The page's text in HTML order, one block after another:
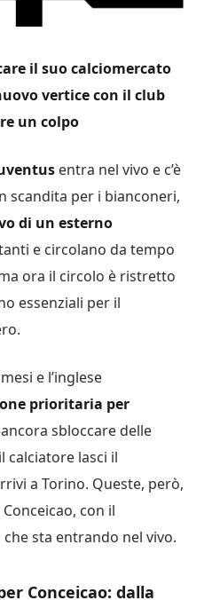
il suo calciomercato
vertice con il club
un colpo
entra nel vivo e c’è
scandita per i bianconeri,
di un esterno
e circolano da tempo
ora il circolo è ristretto
essenziali per il
e l’inglese
prioritaria per
sbloccare delle
calciatore lasci il
a Torino. Queste, però,
con il
sta entrando nel vivo.
Conceicao: dalla